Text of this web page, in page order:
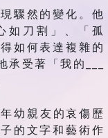
驟然的變化。他
如刀割」、「孤
如何表達複雜的
受著「我的___
幼親友的哀傷歷
的文字和藝術作